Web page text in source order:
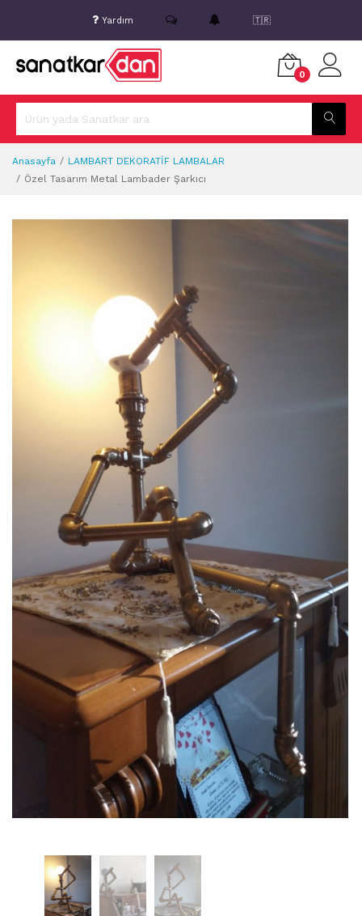
Yardım 🇹🇷
0
Anasayfa
LAMBART DEKORATİF LAMBALAR
Özel Tasarım Metal Lambader Şarkıcı